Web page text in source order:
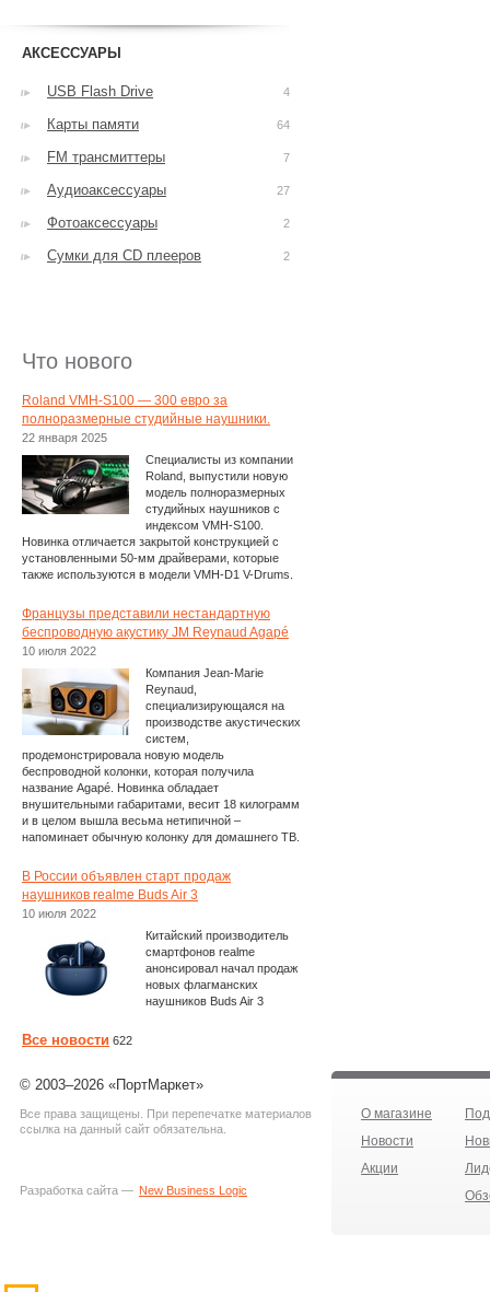
АКСЕССУАРЫ
USB Flash Drive 4
Карты памяти 64
FM трансмиттеры 7
Аудиоаксессуары 27
Фотоаксессуары 2
Сумки для CD плееров 2
Что нового
Roland VMH-S100 — 300 евро за
полноразмерные студийные наушники.
22 января 2025
Специалисты из компании
Roland, выпустили новую
модель полноразмерных
студийных наушников с
индексом VMH-S100.
Новинка отличается закрытой конструкцией с
установленными 50-мм драйверами, которые
также используются в модели VMH-D1 V-Drums.
Французы представили нестандартную
беспроводную акустику JM Reynaud Agapé
10 июля 2022
Компания Jean-Marie
Reynaud,
специализирующаяся на
производстве акустических
систем,
продемонстрировала новую модель
беспроводной колонки, которая получила
название Agapé. Новинка обладает
внушительными габаритами, весит 18 килограмм
и в целом вышла весьма нетипичной –
напоминает обычную колонку для домашнего ТВ.
В России объявлен старт продаж
наушников realme Buds Air 3
10 июля 2022
Китайский производитель
смартфонов realme
анонсировал начал продаж
новых флагманских
наушников Buds Air 3
Все новости 622
© 2003–2026 «ПортМаркет»
Все права защищены. При перепечатке материалов
ссылка на данный сайт обязательна.
Разработка сайта — New Business Logic
О магазине
Новости
Акции